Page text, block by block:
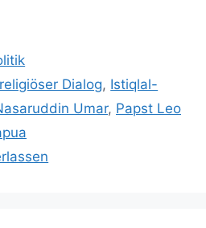
Dialog, Istiqlal-
Umar, Papst Leo